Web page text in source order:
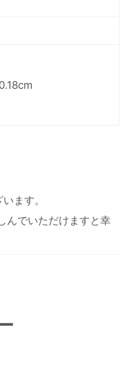
ます。
んでいただけますと幸